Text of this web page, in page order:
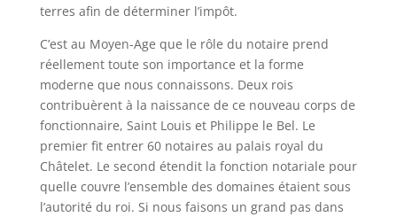
terres afin de déterminer l’impôt.
C’est au Moyen-Age que le rôle du notaire prend
réellement toute son importance et la forme
moderne que nous connaissons. Deux rois
contribuèrent à la naissance de ce nouveau corps de
fonctionnaire, Saint Louis et Philippe le Bel. Le
premier fit entrer 60 notaires au palais royal du
Châtelet. Le second étendit la fonction notariale pour
quelle couvre l’ensemble des domaines étaient sous
l’autorité du roi. Si nous faisons un grand pas dans